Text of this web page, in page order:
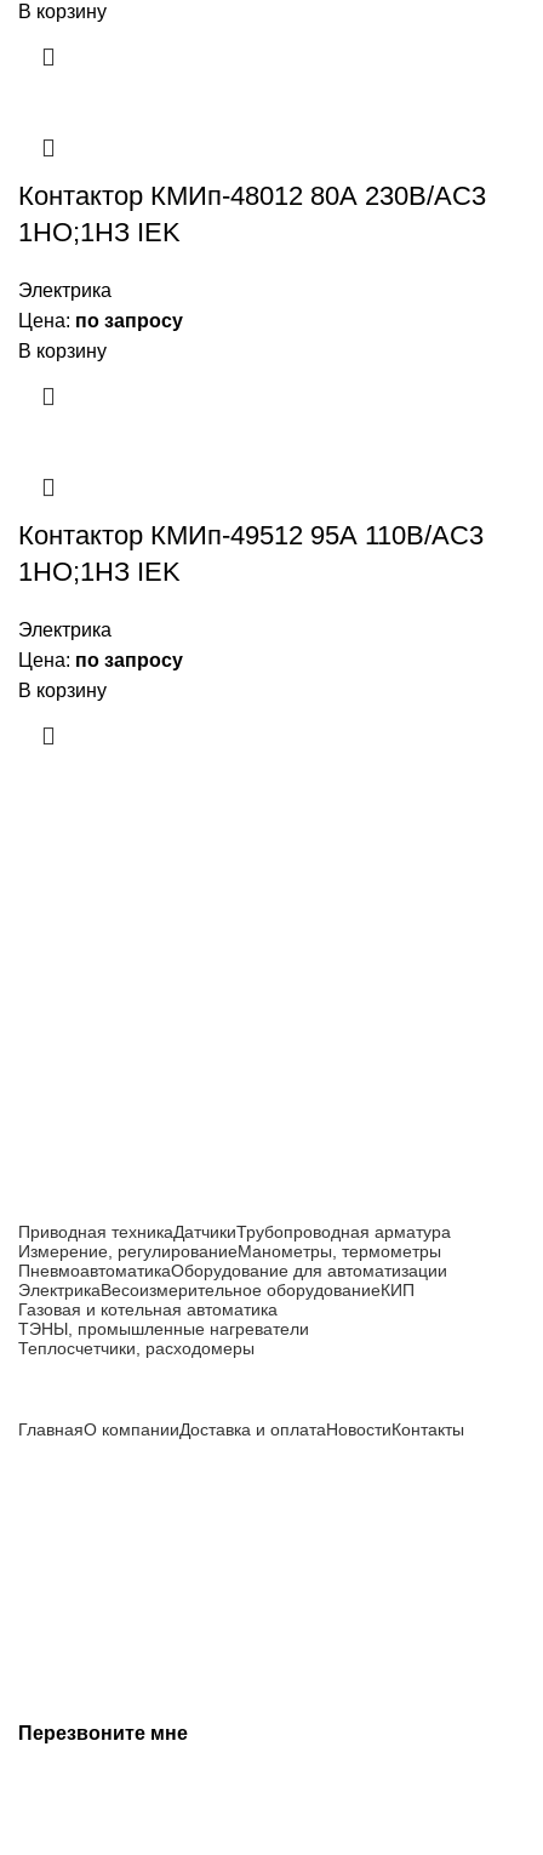
В корзину
Контактор КМИп-48012 80А 230В/АС3
1НО;1НЗ IEK
Электрика
Цена: по запросу
В корзину
Контактор КМИп-49512 95А 110В/АС3
1НО;1НЗ IEK
Электрика
Цена: по запросу
В корзину
Приводная техникаДатчикиТрубопроводная арматура
Измерение, регулированиеМанометры, термометры
ПневмоавтоматикаОборудование для автоматизации
ЭлектрикаВесоизмерительное оборудованиеКИП
Газовая и котельная автоматика
ТЭНЫ, промышленные нагреватели
Теплосчетчики, расходомеры
ГлавнаяО компанииДоставка и оплатаНовостиКонтакты
Перезвоните мне